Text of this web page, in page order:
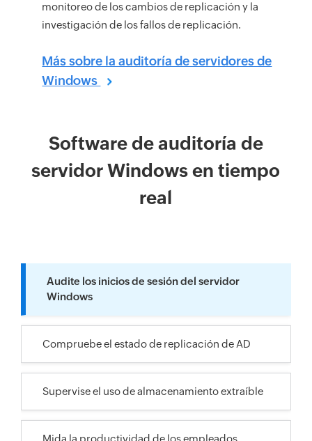
monitoreo de los cambios de replicación y la
investigación de los fallos de replicación.
Más sobre la auditoría de servidores de
Windows
Software de auditoría de
servidor Windows en tiempo
real
Audite los inicios de sesión del servidor
Windows
Compruebe el estado de replicación de AD
Supervise el uso de almacenamiento extraíble
Mida la productividad de los empleados